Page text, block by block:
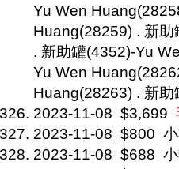
Yu Wen
Huang(28259) . 新
. 新助罐(4352)-Yu
Yu Wen
Huang(28263) . 新
2023-11-08 $3,699
2023-11-08 $800
2023-11-08 $688